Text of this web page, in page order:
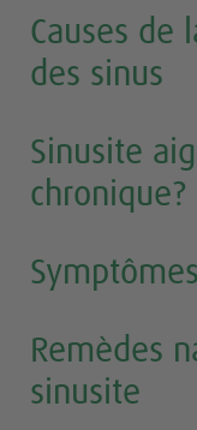
Causes de
des sinus
Sinusite
chronique?
Remèdes
sinusite